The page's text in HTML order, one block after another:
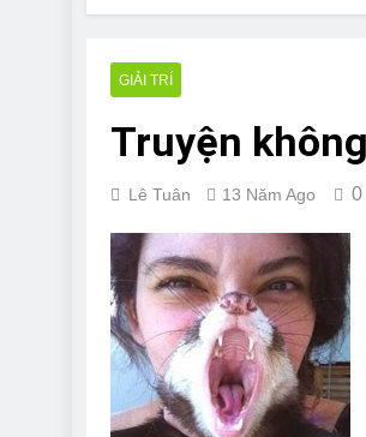
GIẢI TRÍ
Truyện
Lê Tuân 13 Năm Ago 0